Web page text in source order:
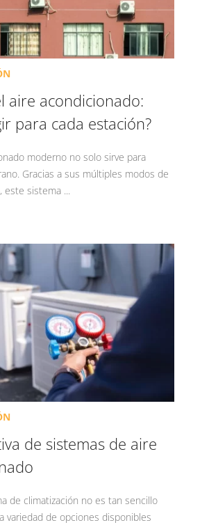
aire acondicionado:
para cada estación?
moderno no solo sirve para
Gracias a sus múltiples modos de
este sistema ...
de sistemas de aire
de climatización no es tan sencillo
variedad de opciones disponibles